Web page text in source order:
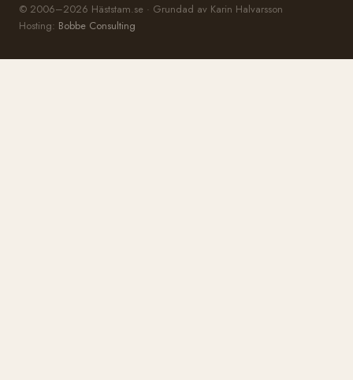
© 2006–2026 Häststam.se · Grundad av Karin Halvarsson
Hosting: Bobbe Consulting